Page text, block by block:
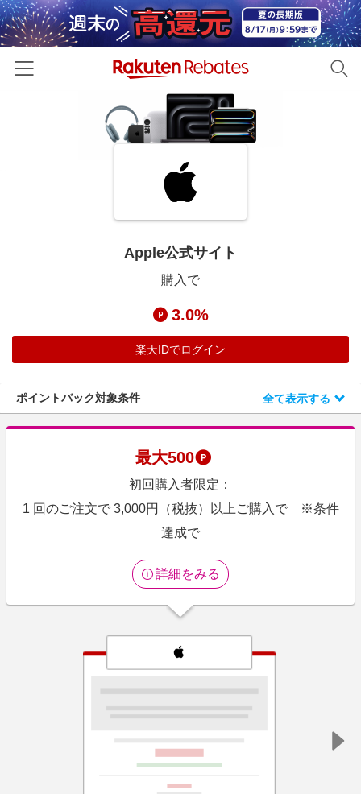
家電・PC・スマホ・カメラ
スポーツ・アウトドア・ゴルフ
インテリア・寝具
旅行・レジャー・ホテル予約
生活・お役立ち
ビジネス・その他サービス
リーベイツ注目ストア
旅行特集
わくわく夏特集
とことん買い物チャレンジ
Apple公式サイト×楽天カード分割払い
Qoo10メガポ
Samsung ボーナスキャンペーン
週末の高還元 夏の長期版
Apple公式サイト
購入で
3.0%
楽天IDでログイン
ポイントバック対象条件 全て表示する
最大500
初回購入者限定：
1 回のご注文で 3,000円（税抜）以上ご購入で ※条件
達成で
詳細をみる